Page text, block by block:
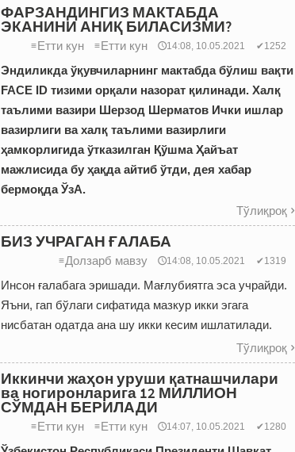
ФАРЗАНДИНГИЗ МАКТАБДА
ЭКАНИНИ АНИҚ БИЛАСИЗМИ?
≡Етти кун ≡Етти кун 🕔14:08, 10.05.2021 ✔1252
Эндиликда ўқувчиларнинг мактабда бўлиш вақти
FACE ID тизими орқали назорат қилинади. Халқ
таълими вазири Шерзод Шерматов Ички ишлар
вазирлиги ва халқ таълими вазирлиги
ҳамкорлигида ўтказилган Қўшма Ҳайъат
мажлисида бу ҳақда айтиб ўтди, дея хабар
бермоқда ЎзА.
Тўлиқроқ 
БИЗ УЧРАГАН ҒАЛАБА
≡Долзарб мавзу 🕔14:08, 10.05.2021 ✔1319
Инсон ғалабага эришади. Мағлубиятга эса учрайди.
Яъни, гап бўлаги сифатида мазкур икки эгага
нисбатан одатда ана шу икки кесим ишлатилади.
Тўлиқроқ 
Иккинчи жаҳон уруши қатнашчилари
ва ногиронларига 12 МИЛЛИОН
СЎМДАН БЕРИЛАДИ
≡Етти кун ≡Етти кун 🕔14:07, 10.05.2021 ✔1280